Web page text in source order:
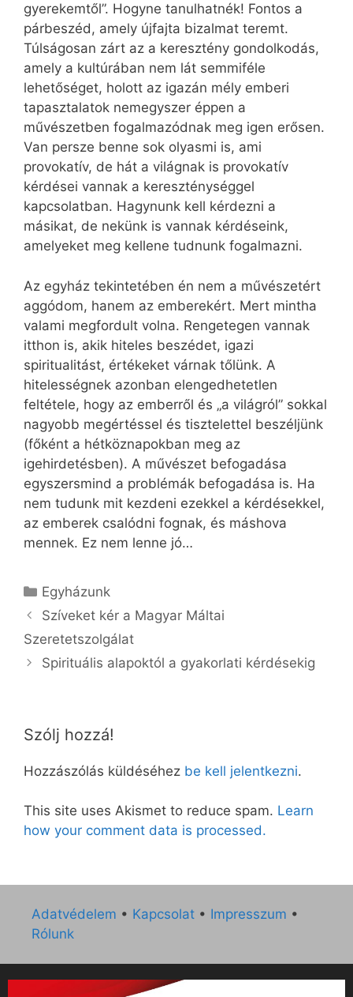
gyerekemtől”. Hogyne tanulhatnék! Fontos a
párbeszéd, amely újfajta bizalmat teremt.
Túlságosan zárt az a keresztény gondolkodás,
amely a kultúrában nem lát semmiféle
lehetőséget, holott az igazán mély emberi
tapasztalatok nemegyszer éppen a
művészetben fogalmazódnak meg igen erősen.
Van persze benne sok olyasmi is, ami
provokatív, de hát a világnak is provokatív
kérdései vannak a kereszténységgel
kapcsolatban. Hagynunk kell kérdezni a
másikat, de nekünk is vannak kérdéseink,
amelyeket meg kellene tudnunk fogalmazni.
Az egyház tekintetében én nem a művészetért
aggódom, hanem az emberekért. Mert mintha
valami megfordult volna. Rengetegen vannak
itthon is, akik hiteles beszédet, igazi
spiritualitást, értékeket várnak tőlünk. A
hitelességnek azonban elengedhetetlen
feltétele, hogy az emberről és „a világról” sokkal
nagyobb megértéssel és tisztelettel beszéljünk
(főként a hétköznapokban meg az
igehirdetésben). A művészet befogadása
egyszersmind a problémák befogadása is. Ha
nem tudunk mit kezdeni ezekkel a kérdésekkel,
az emberek csalódni fognak, és máshova
mennek. Ez nem lenne jó…
Kategória
Egyházunk
Szíveket kér a Magyar Máltai
Szeretetszolgálat
Spirituális alapoktól a gyakorlati kérdésekig
Szólj hozzá!
Hozzászólás küldéséhez be kell jelentkezni.
This site uses Akismet to reduce spam. Learn
how your comment data is processed.
Adatvédelem • Kapcsolat • Impresszum •
Rólunk